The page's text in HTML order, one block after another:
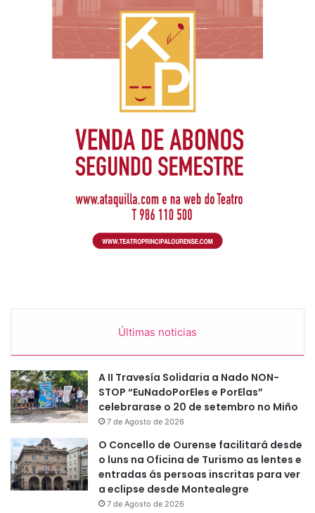
Últimas noticias
A II Travesía Solidaria a Nado NON-
STOP “EuNadoPorEles e PorElas”
celebrarase o 20 de setembro no Miño
7 de Agosto de 2026
O Concello de Ourense facilitará desde
o luns na Oficina de Turismo as lentes e
entradas ás persoas inscritas para ver
a eclipse desde Montealegre
7 de Agosto de 2026